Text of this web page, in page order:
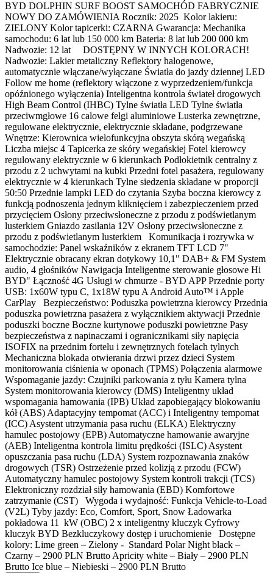
BYD DOLPHIN SURF BOOST SAMOCHÓD FABRYCZNIE
NOWY DO ZAMÓWIENIA Rocznik: 2025 Kolor lakieru:
ZIELONY Kolor tapicerki: CZARNA Gwarancja: Mechanika
samochodu: 6 lat lub 150 000 km Bateria: 8 lat lub 200 000 km
Nadwozie: 12 lat DOSTĘPNY W INNYCH KOLORACH!
Nadwozie: Lakier metaliczny Reflektory halogenowe,
automatycznie włączane/wyłączane Światła do jazdy dziennej LED
Follow me home (reflektory włączone z wyprzedzeniem/funkcja
opóźnionego wyłączenia) Inteligentna kontrola świateł drogowych
High Beam Control (IHBC) Tylne światła LED Tylne światła
przeciwmgłowe 16 calowe felgi aluminiowe Lusterka zewnętrzne,
regulowane elektrycznie, elektrycznie składane, podgrzewane
Wnętrze: Kierownica wielofunkcyjna obszyta skórą wegańską
Liczba miejsc 4 Tapicerka ze skóry wegańskiej Fotel kierowcy
regulowany elektrycznie w 6 kierunkach Podłokietnik centralny z
przodu z 2 uchwytami na kubki Przedni fotel pasażera, regulowany
elektrycznie w 4 kierunkach Tylne siedzenia składane w proporcji
50:50 Przednie lampki LED do czytania Szyba boczna kierowcy z
funkcją podnoszenia jednym kliknięciem i zabezpieczeniem przed
przycięciem Osłony przeciwsłoneczne z przodu z podświetlanym
lusterkiem Gniazdo zasilania 12V Osłony przeciwsłoneczne z
przodu z podświetlanym lusterkiem Komunikacja i rozrywka w
samochodzie: Panel wskaźników z ekranem TFT LCD 7"
Elektrycznie obracany ekran dotykowy 10,1" DAB+ & FM System
audio, 4 głośników Nawigacja Inteligentne sterowanie głosowe Hi
BYD" Łączność 4G Usługi w chmurze - BYD APP Przednie porty
USB: 1x60W typu C, 1x18W typu A Android Auto™ i Apple
CarPlay Bezpieczeństwo: Poduszka powietrzna kierowcy Przednia
poduszka powietrzna pasażera z wyłącznikiem aktywacji Przednie
poduszki boczne Boczne kurtynowe poduszki powietrzne Pasy
bezpieczeństwa z napinaczami i ogranicznikami siły napięcia
ISOFIX na przednim fortelu i zewnętrznych fotelach tylnych
Mechaniczna blokada otwierania drzwi przez dzieci System
monitorowania ciśnienia w oponach (TPMS) Połączenia alarmowe
Wspomaganie jazdy: Czujniki parkowania z tyłu Kamera tylna
System monitorowania kierowcy (DMS) Inteligentny układ
wspomagania hamowania (IPB) Układ zapobiegający blokowaniu
kół (ABS) Adaptacyjny tempomat (ACC) i Inteligentny tempomat
(ICC) Asystent utrzymania pasa ruchu (ELKA) Elektryczny
hamulec postojowy (EPB) Automatyczne hamowanie awaryjne
(AEB) Inteligentna kontrola limitu prędkości (ISLC) Asystent
opuszczania pasa ruchu (LDA) System rozpoznawania znaków
drogowych (TSR) Ostrzeżenie przed kolizją z przodu (FCW)
Automatyczny hamulec postojowy System kontroli trakcji (TCS)
Elektroniczny rozdział siły hamowania (EBD) Komfortowe
zatrzymanie (CST) Wygoda i wydajność: Funkcja Vehicle-to-Load
(V2L) Tyby jazdy: Eco, Comfort, Sport, Snow Ładowarka
pokładowa 11 kW (OBC) 2 x inteligentny kluczyk Cyfrowy
kluczyk BYD Bezkluczykowy dostęp i uruchomienie Dostępne
kolory: Lime green – Zielony - Standard Polar Night black –
Czarny – 2900 PLN Brutto Apricity white – Biały – 2900 PLN
Brutto Ice blue – Niebieski – 2900 PLN Brutto